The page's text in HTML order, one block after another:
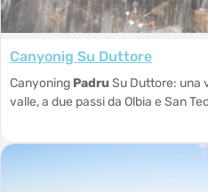
Canyonig Su Duttore
Canyoning PadruSu Duttore: una
valle, a due passi da Olbia e San